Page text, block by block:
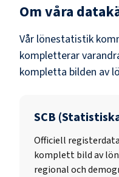
Om våra
Vår lönestatistik
kompletterar
kompletta bilden av
SCB
Officiell
komplett bild av
regional och